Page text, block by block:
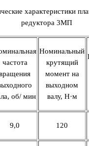
характеристики
редуктора 3МП
частота
об/ мин
Номинальный
крутящий
момент на
выходном
валу, Н·м
9,0 120